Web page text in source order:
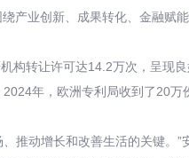
产业创新、成果转化、金融赋
构转让许可达14.2万次，呈现良
年，欧洲专利局收到了20
动增长和改善生活的关键。”